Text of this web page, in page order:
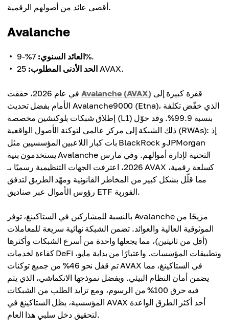
أقصى عائد من أصولهم الرقمية.
Avalanche
العائد السنوي:7%-9%.
الحد الأدنى المطلوب: 25 AVAX.
Avalanche (AVAX)
الأمام بفضل تحديث Avalanche9000 (Etna)، الذي خفّض تكلفة
إطلاق شبكات بلوكتشين مخصصة (L1) بنسبة 99.9%. وقد حوّل
ذلك الشبكة إلى مركز عالمي لتوكنة الأصول الواقعية (RWAs): إذ
بات كبار اللاعبين المؤسسيين مثل BlackRock وJPMorgan
يستخدمون بنية Avalanche التحتية لإدارة أموالهم. وفي مارس
2026، اعترفت الجهات التنظيمية رسميًا بـ AVAX كسلعة رقمية،
مما قلّل بشكل كبير من المخاطر القانونية ومهّد الطريق لتدفق
رؤوس الأموال عبر صناديق ETF الفورية.
بالنسبة للمشاركين في الستاكينغ، توفر Avalanche مزيجًا من
الموثوقية العالية والعوائد. تضمن الشبكة نهائية سريعة للمعاملات
(أقل من ثانيتين)، مما يجعلها واحدة من أسرع الشبكات وأكثرها
كفاءة لخدمات DeFi وتطبيقات المؤسسات. واعتبارًا من بداية مايو،
تم قفل نحو 46% من جميع توكنات AVAX في الستاكينغ، مما
يضمن أمان النظام البيئي. وبفضل نموذجها الانكماشي، الذي يتم
فيه حرق 100% من الرسوم، ومع تزايد الطلب من الشبكات
المؤسسية، يظل الستاكينغ في AVAX أحد أكثر الطرق الواعدة
لتحقيق دخل سلبي هذا العام.